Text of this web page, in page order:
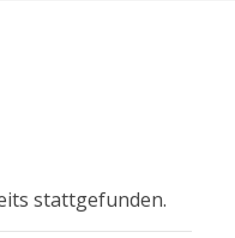
stattgefunden.